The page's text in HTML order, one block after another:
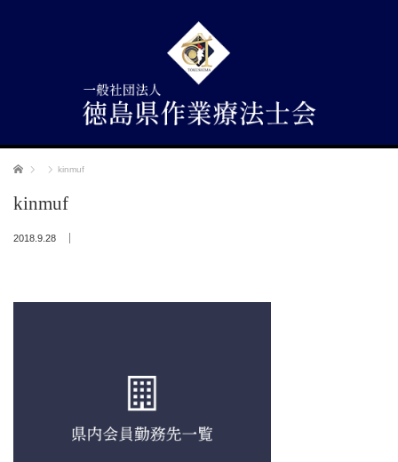
ホーム kinmuf
kinmuf
2018.9.28